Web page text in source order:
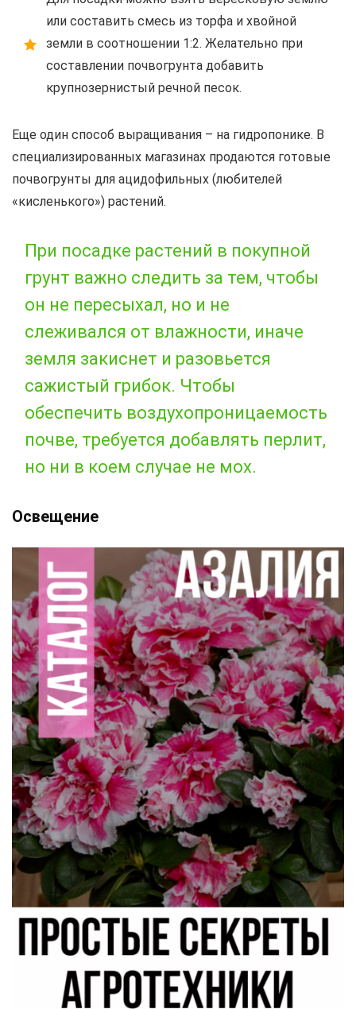
или составить смесь из торфа и хвойной
земли в соотношении 1:2. Желательно при
составлении почвогрунта добавить
крупнозернистый речной песок.
Еще один способ выращивания – на гидропонике. В
специализированных магазинах продаются готовые
почвогрунты для ацидофильных (любителей
«кисленького») растений.
При посадке растений в покупной
грунт важно следить за тем, чтобы
он не пересыхал, но и не
слеживался от влажности, иначе
земля закиснет и разовьется
сажистый грибок. Чтобы
обеспечить воздухопроницаемость
почве, требуется добавлять перлит,
но ни в коем случае не мох.
Освещение